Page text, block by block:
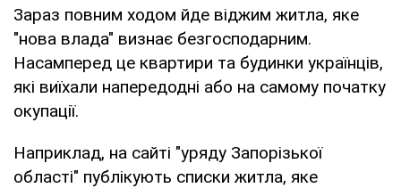
Зараз повним ходом йде віджим житла, яке
"нова влада" визнає безгосподарним.
Насамперед це квартири та будинки українців,
які виїхали напередодні або на самому початку
окупації.
Наприклад, на сайті "уряду Запорізької
області" публікують списки житла, яке